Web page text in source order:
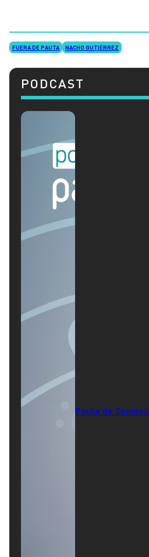
FUERA DE PAUTA NACHO GUTIÉRREZ
PODCAST
Pauta de Sonidos